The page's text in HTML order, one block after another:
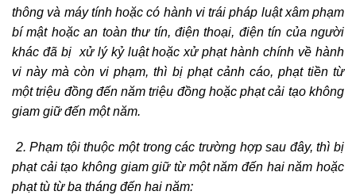
thông và máy tính hoặc có hành vi trái pháp luật xâm phạm
bí mật hoặc an toàn thư tín, điện thoại, điện tín của người
khác đã bị xử lý kỷ luật hoặc xử phạt hành chính về hành
vi này mà còn vi phạm, thì bị phạt cảnh cáo, phạt tiền từ
một triệu đồng đến năm triệu đồng hoặc phạt cải tạo không
giam giữ đến một năm.
2. Phạm tội thuộc một trong các trường hợp sau đây, thì bị
phạt cải tạo không giam giữ từ một năm đến hai năm hoặc
phạt tù từ ba tháng đến hai năm: